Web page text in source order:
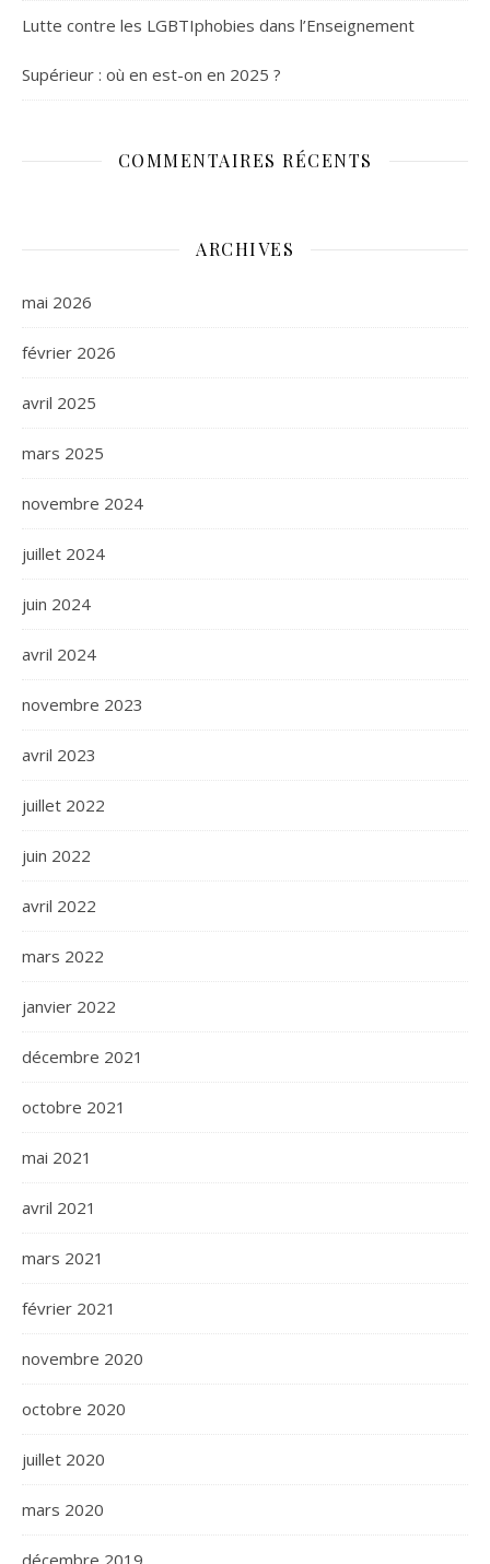
Lutte contre les LGBTIphobies dans l’Enseignement
Supérieur : où en est-on en 2025 ?
COMMENTAIRES RÉCENTS
ARCHIVES
mai 2026
février 2026
avril 2025
mars 2025
novembre 2024
juillet 2024
juin 2024
avril 2024
novembre 2023
avril 2023
juillet 2022
juin 2022
avril 2022
mars 2022
janvier 2022
décembre 2021
octobre 2021
mai 2021
avril 2021
mars 2021
février 2021
novembre 2020
octobre 2020
juillet 2020
mars 2020
décembre 2019